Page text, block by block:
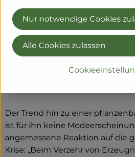
Betriebsablaufs noch am
Wohnzimmertisch statt, so wird
bei Tübingen und in einer
Stuttgart daran gearbeitet,
Aufschnitte, Burger,
Der Trend hin zu einer
ist für ihn keine
angemessene Reaktion auf die
Krise: „Beim Verzehr von
Nur notwendige Cookies
Alle Cookies zulassen